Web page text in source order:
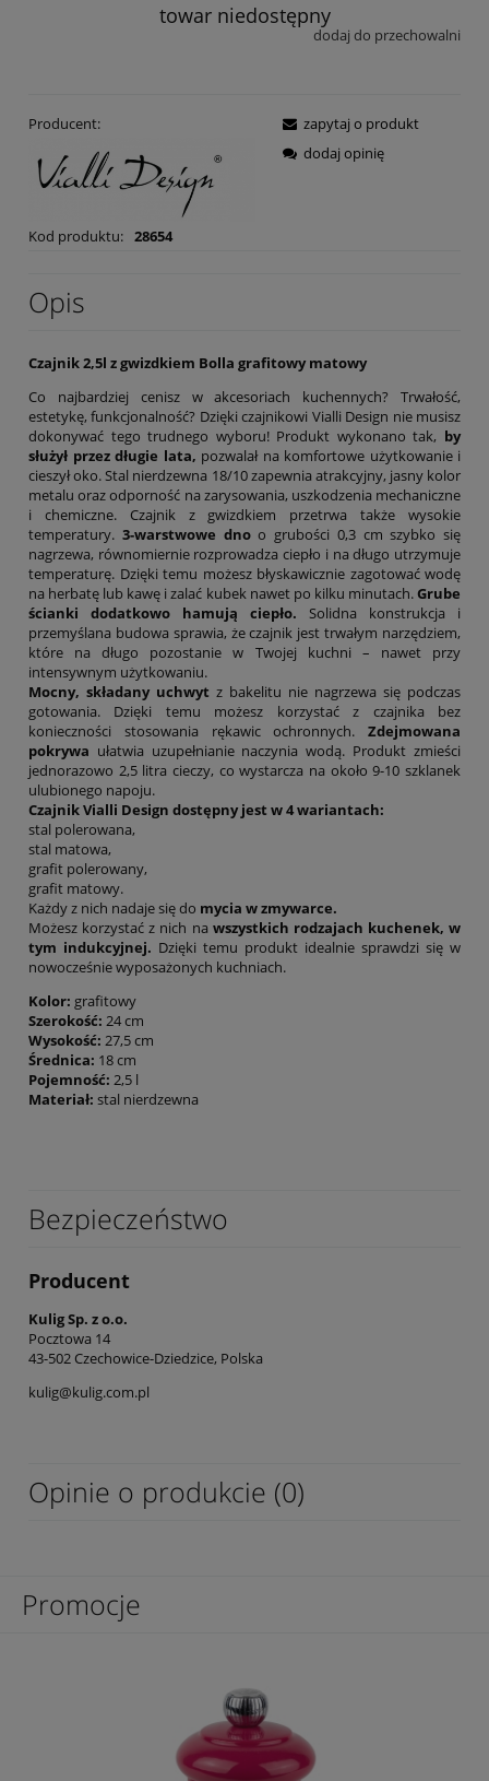
towar niedostępny
dodaj do przechowalni
Producent:
Kod produktu: 28654
zapytaj o produkt
dodaj opinię
Opis
Czajnik 2,5l z gwizdkiem Bolla grafitowy matowy
Co najbardziej cenisz w akcesoriach kuchennych? Trwałość,
estetykę, funkcjonalność? Dzięki czajnikowi Vialli Design nie musisz
dokonywać tego trudnego wyboru! Produkt wykonano tak, by
służył przez długie lata, pozwalał na komfortowe użytkowanie i
cieszył oko. Stal nierdzewna 18/10 zapewnia atrakcyjny, jasny kolor
metalu oraz odporność na zarysowania, uszkodzenia mechaniczne
i chemiczne. Czajnik z gwizdkiem przetrwa także wysokie
temperatury. 3-warstwowe dnoo grubości 0,3 cm szybko się
nagrzewa, równomiernie rozprowadza ciepło i na długo utrzymuje
temperaturę. Dzięki temu możesz błyskawicznie zagotować wodę
na herbatę lub kawę i zalać kubek nawet po kilku minutach.Grube
ścianki dodatkowo hamują ciepło. Solidna konstrukcja i
przemyślana budowa sprawia, że czajnik jest trwałym narzędziem,
które na długo pozostanie w Twojej kuchni – nawet przy
intensywnym użytkowaniu.
Mocny, składany uchwyt z bakelitu nie nagrzewa się podczas
gotowania. Dzięki temu możesz korzystać z czajnika bez
konieczności stosowania rękawic ochronnych. Zdejmowana
pokrywa ułatwia uzupełnianie naczynia wodą. Produkt zmieści
jednorazowo 2,5 litra cieczy, co wystarcza na około 9-10 szklanek
ulubionego napoju.
Czajnik Vialli Design dostępny jest w 4 wariantach:
stal polerowana,
stal matowa,
grafit polerowany,
grafit matowy.
Każdy z nich nadaje się do mycia w zmywarce.
Możesz korzystać z nich na wszystkich rodzajach kuchenek, w
tym indukcyjnej. Dzięki temu produkt idealnie sprawdzi się w
nowocześnie wyposażonych kuchniach.
Kolor: grafitowy
Szerokość: 24 cm
Wysokość: 27,5 cm
Średnica: 18 cm
Pojemność: 2,5 l
Materiał: stal nierdzewna
Bezpieczeństwo
Producent
Kulig Sp. z o.o.
Pocztowa 14
43-502 Czechowice-Dziedzice, Polska
kulig@kulig.com.pl
Opinie o produkcie (0)
Promocje